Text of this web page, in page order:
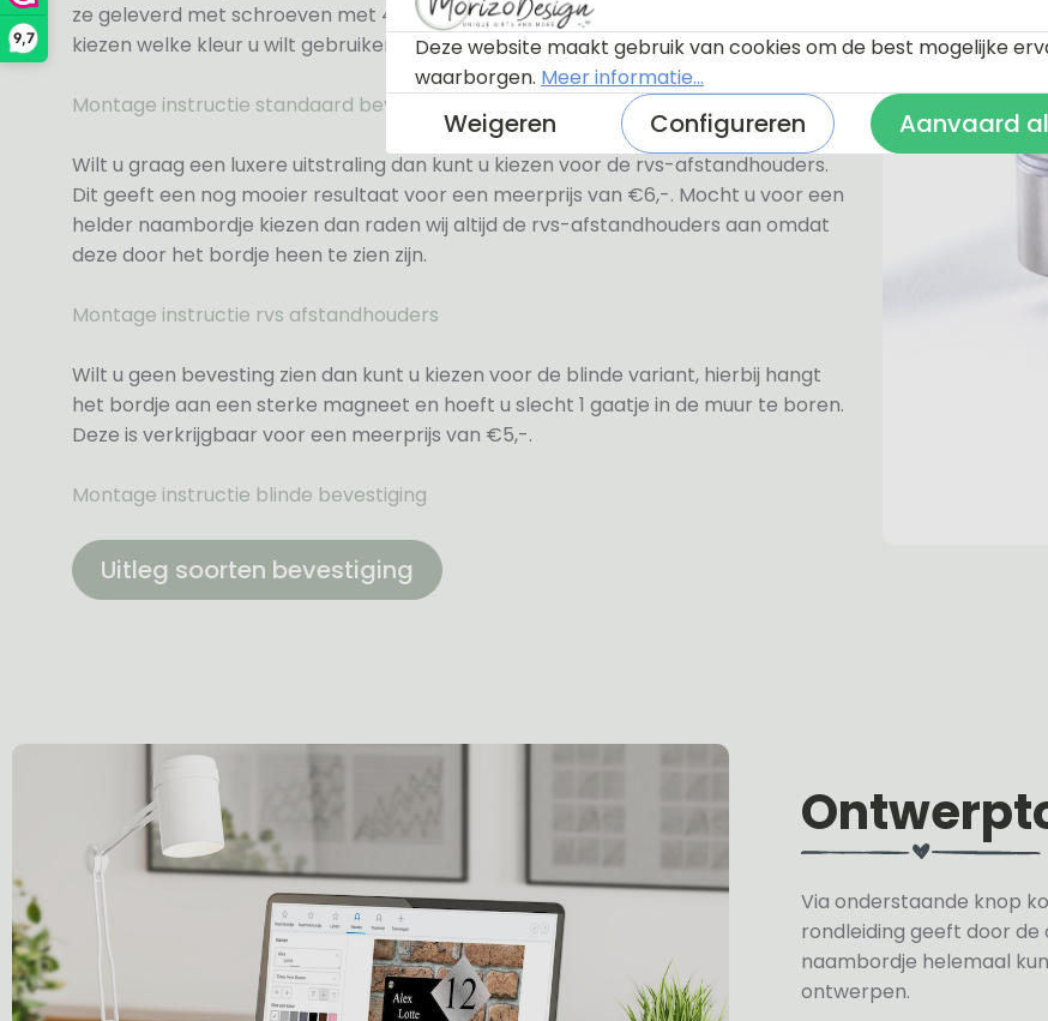
9,7
ze geleverd met schroeven met 4 zwarte en 4 witte afdekdopjes zodat u zelf kunt
kiezen welke kleur u wilt gebruiken.
Montage instructie standaard bevestiging
Wilt u graag een luxere uitstraling dan kunt u kiezen voor de rvs-afstandhouders.
Dit geeft een nog mooier resultaat voor een meerprijs van €6,-. Mocht u voor een
helder naambordje kiezen dan raden wij altijd de rvs-afstandhouders aan omdat
deze door het bordje heen te zien zijn.
Montage instructie rvs afstandhouders
Wilt u geen bevesting zien dan kunt u kiezen voor de blinde variant, hierbij hangt
het bordje aan een sterke magneet en hoeft u slecht 1 gaatje in de muur te boren.
Deze is verkrijgbaar voor een meerprijs van €5,-.
Montage instructie blinde bevestiging
Uitleg soorten bevestiging
Via onderstaande knop
rondleiding geeft door
naambordje helemaal
ontwerpen.
Deze website maakt gebruik van cookies om de best mogelijke
waarborgen. Meer informatie...
Weigeren Configureren Aanvaard